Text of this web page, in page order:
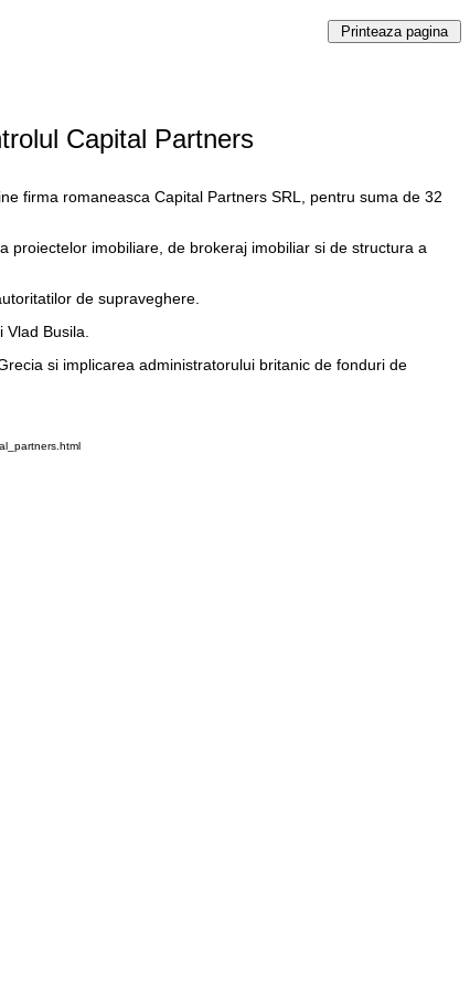
Capital Partners
firma romaneasca Capital Partners SRL, pentru suma de 32
proiectelor imobiliare, de brokeraj imobiliar si de structura a
de supraveghere.
Busila.
si implicarea administratorului britanic de fonduri de